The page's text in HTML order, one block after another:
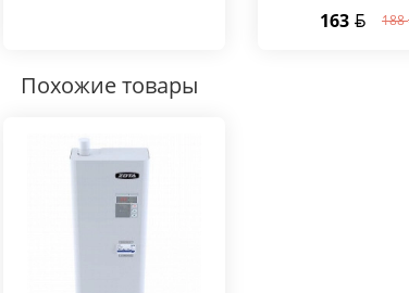
163 188
Похожие товары